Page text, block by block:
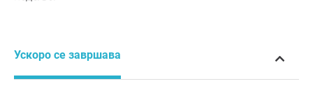
Ускоро се завршава